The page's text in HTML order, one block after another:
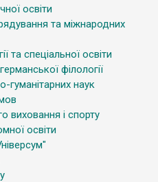
освіти
та міжнародних
та спеціальної освіти
філології
гуманітарних наук
виховання і спорту
освіти